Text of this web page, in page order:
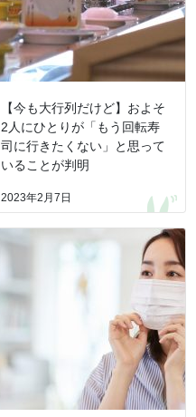
【今も大行列だけど】およそ
2人にひとりが「もう回転寿
司に行きたくない」と思って
いることが判明
2023年2月7日